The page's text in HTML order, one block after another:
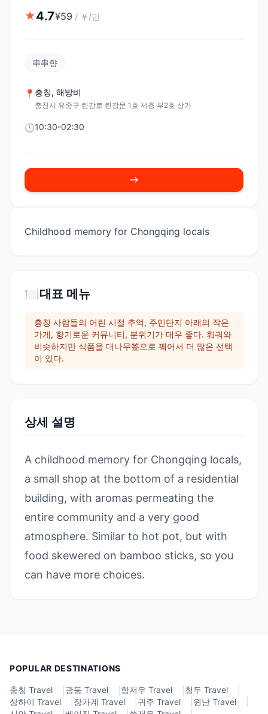
★4.7¥59 / ￥/인
串串향
📍 충칭, 해방비
충칭시 유중구 린강로 린강문 1호 세층 부2호 상가
🕒10:30-02:30
Childhood memory for Chongqing locals
🍽️대표 메뉴
충칭 사람들의 어린 시절 추억, 주민단지 아래의 작은
가게, 향기로운 커뮤니티, 분위기가 매우 좋다. 훠궈와
비슷하지만 식품을 대나무签으로 꿰어서 더 많은 선택
이 있다.
상세 설명
A childhood memory for Chongqing locals,
a small shop at the bottom of a residential
building, with aromas permeating the
entire community and a very good
atmosphere. Similar to hot pot, but with
food skewered on bamboo sticks, so you
can have more choices.
POPULAR DESTINATIONS
충칭 Travel 광둥 Travel 항저우 Travel 청두 Travel
상하이 Travel
장가계 Travel 귀주 Travel 윈난 Travel